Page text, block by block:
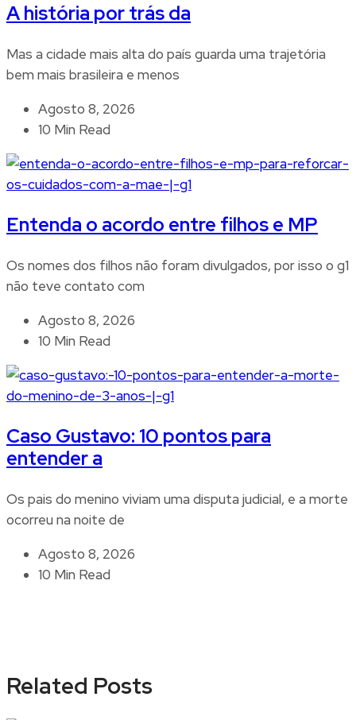
A história por trás da
Mas a cidade mais alta do país guarda uma trajetória
bem mais brasileira e menos
Agosto 8, 2026
10 Min Read
Entenda o acordo entre filhos e MP
Os nomes dos filhos não foram divulgados, por isso o g1
não teve contato com
Agosto 8, 2026
10 Min Read
Caso Gustavo: 10 pontos para
entender a
Os pais do menino viviam uma disputa judicial, e a morte
ocorreu na noite de
Agosto 8, 2026
10 Min Read
Related Posts